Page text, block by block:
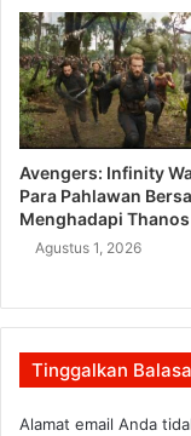
Avengers: Infinity
Para Pahlawan
Menghadapi Thanos
Agustus 1, 2026
Tinggalkan
Alamat email Anda